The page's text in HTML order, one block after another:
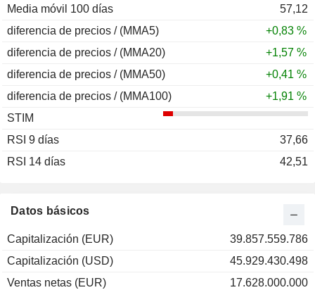
Datos básicos
Capitalización (EUR)
39.857.559.786
Capitalización (USD)
45.929.430.498
Ventas netas (EUR)
17.628.000.000
Media móvil 100 días
57,12
diferencia de precios / (MMA5)
+0,83 %
diferencia de precios / (MMA20)
+1,57 %
diferencia de precios / (MMA50)
+0,41 %
diferencia de precios / (MMA100)
+1,91 %
STIM
RSI 9 días
37,66
RSI 14 días
42,51
2008
2007
+14,97 %
2006
+33,49 %
2005
+53,69 %
2004
+28,80 %
2003
+28,98 %
2002
2001
1999
1997
1996